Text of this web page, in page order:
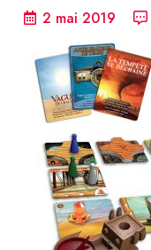
2 mai 2019